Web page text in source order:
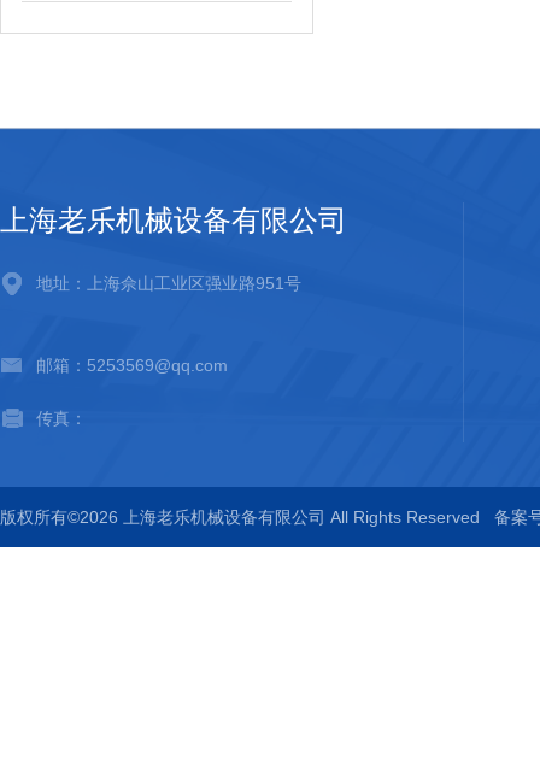
上海老乐机械设备有限公司
地址：上海佘山工业区强业路951号
邮箱：5253569@qq.com
传真：
版权所有©2026 上海老乐机械设备有限公司 All Rights Reserved 备案